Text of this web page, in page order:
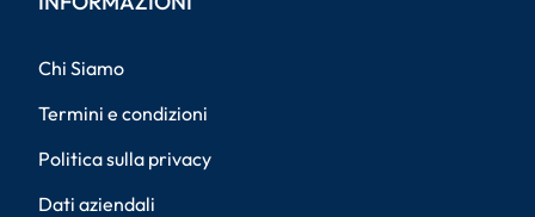
Chi Siamo
Termini e condizioni
Politica sulla privacy
Dati aziendali